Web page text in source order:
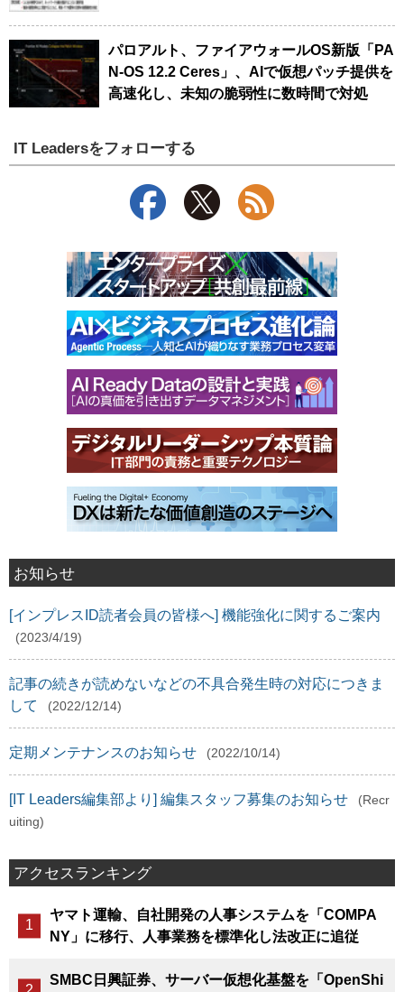
パロアルト、ファイアウォールOS新版「PA
N-OS 12.2 Ceres」、AIで仮想パッチ提供を
高速化し、未知の脆弱性に数時間で対処
IT Leadersをフォローする
お知らせ
[インプレスID読者会員の皆様へ] 機能強化に関するご案内
(2023/4/19)
記事の続きが読めないなどの不具合発生時の対応につきま
して
(2022/12/14)
定期メンテナンスのお知らせ (2022/10/14)
[IT Leaders編集部より] 編集スタッフ募集のお知らせ
(Recr
uiting)
アクセスランキング
ヤマト運輸、自社開発の人事システムを「COMPA
NY」に移行、人事業務を標準化し法改正に追従
SMBC日興証券、サーバー仮想化基盤を「OpenShi